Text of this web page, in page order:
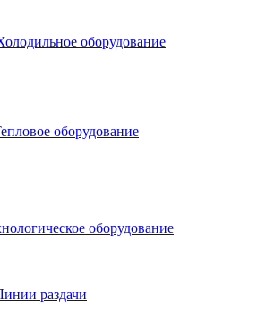
оборудование
оборудование
оборудование
раздачи